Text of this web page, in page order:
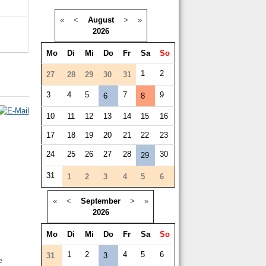
« <
August
2026
> »
Mo Di Mi Do Fr Sa So
27 28 29 30 31 1 2
3 4 5 6 7 8 9
10 11 12 13 14 15 16
17 18 19 20 21 22 23
24 25 26 27 28 29 30
31 1 2 3 4 5 6
« <
September
2026
> »
Mo Di Mi Do Fr Sa So
31 1 2 3 4 5 6